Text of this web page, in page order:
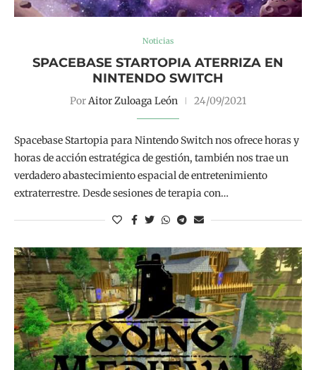
Noticias
SPACEBASE STARTOPIA ATERRIZA EN
NINTENDO SWITCH
PorAitor Zuloaga León 24/09/2021
Spacebase Startopia para Nintendo Switch nos ofrece horas y
horas de acción estratégica de gestión, también nos trae un
verdadero abastecimiento espacial de entretenimiento
extraterrestre. Desde sesiones de terapia con…